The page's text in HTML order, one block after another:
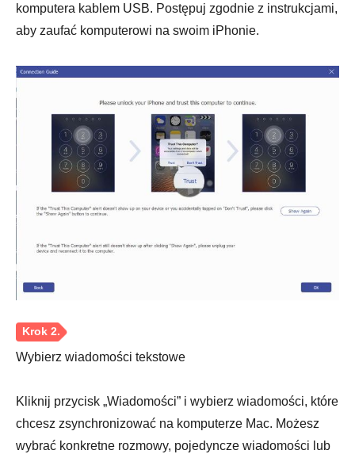
komputera kablem USB. Postępuj zgodnie z instrukcjami,
aby zaufać komputerowi na swoim iPhonie.
Wybierz wiadomości tekstowe
Kliknij przycisk „Wiadomości” i wybierz wiadomości, które
chcesz zsynchronizować na komputerze Mac. Możesz
wybrać konkretne rozmowy, pojedyncze wiadomości lub